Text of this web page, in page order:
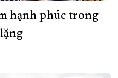
hạnh phúc trong